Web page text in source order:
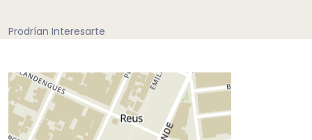
Prodrían Interesarte